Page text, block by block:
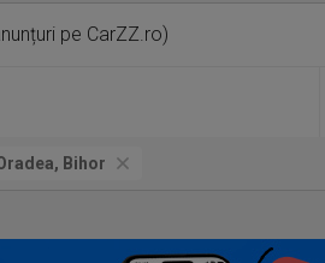
pe CarZZ.ro)
Bihor